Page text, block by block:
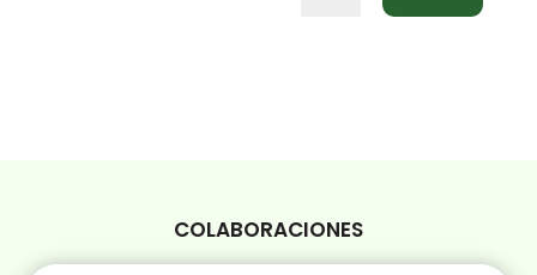
COLABORACIONES